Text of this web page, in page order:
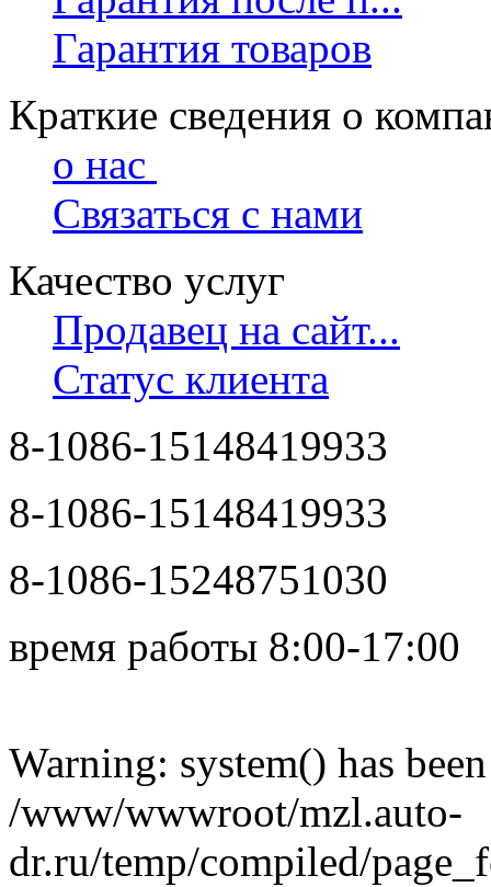
Гарантия товаров
Краткие сведения о
о нас
Связаться с нами
Качество услуг
Продавец на сайт...
Статус клиента
8-1086-15148419933
8-1086-15148419933
8-1086-15248751030
время работы 8:00-17:00
Warning: system() has
/www/wwwroot/mzl.auto-
dr.ru/temp/compiled/